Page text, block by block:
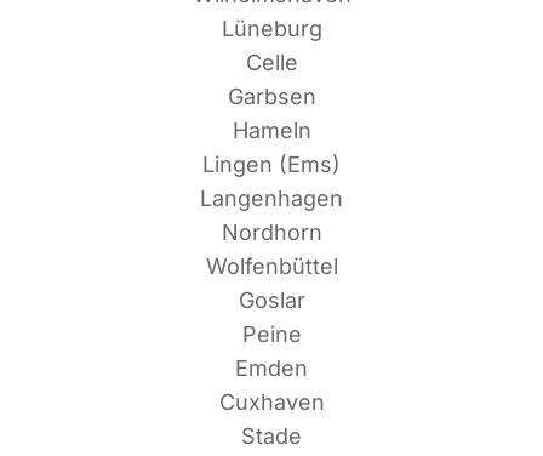
Lüneburg
Celle
Garbsen
Hameln
Lin­gen (Ems)
Langenhagen
Nordhorn
Wolfenbüttel
Goslar
Peine
Emden
Cuxhaven
Stade